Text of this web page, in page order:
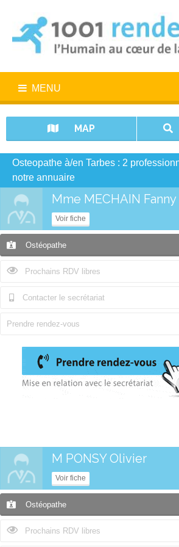
MENU
MAP
Osteopathe à/en Tarbes : 2
notre annuaire
Mme MECHAIN Fanny
Voir fiche
Ostéopathe
Prochains RDV libres
Contacter le secrétariat
Prendre rendez-vous
M PONSY Olivier
Voir fiche
Ostéopathe
Prochains RDV libres